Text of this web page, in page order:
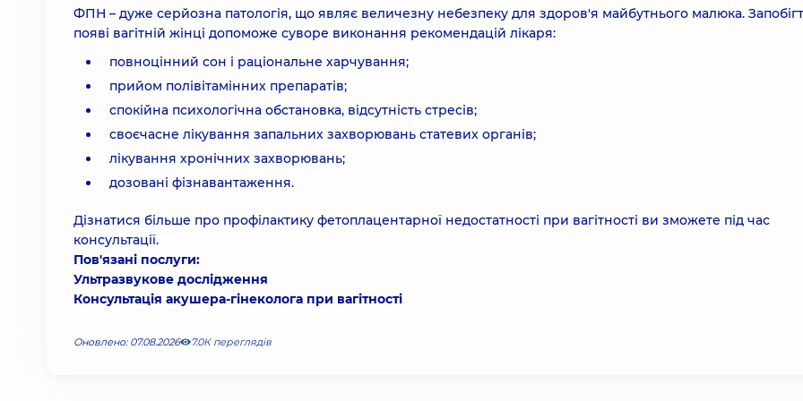
ФПН – дуже серйозна патологія, що являє величезну небезпеку для здоров'я майбутнього малюка.
появі вагітній жінці допоможе суворе виконання рекомендацій лікаря:
повноцінний сон і раціональне харчування;
прийом полівітамінних препаратів;
спокійна психологічна обстановка, відсутність стресів;
своєчасне лікування запальних захворювань статевих органів;
лікування хронічних захворювань;
дозовані фізнавантаження.
Дізнатися більше про профілактику фетоплацентарної недостатності при вагітності ви зможете під час
консультації.
Пов'язані послуги:
Ультразвукове дослідження
Консультація акушера-гінеколога при вагітності
Оновлено: 07.08.2026 7.0К переглядів